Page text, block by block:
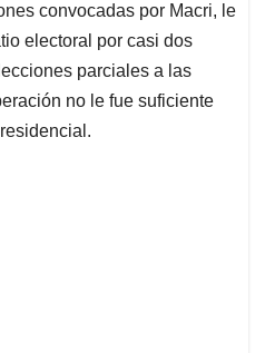
convocadas por Macri, le
electoral por casi dos
parciales a las
no le fue suficiente